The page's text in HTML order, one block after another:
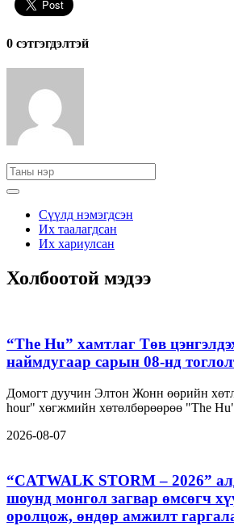
0 cэтгэгдэлтэй
Сүүлд нэмэгдсэн
Их таалагдсан
Их хариулсан
Холбоотой мэдээ
“The Hu” хамтлаг Төв
наймдугаар сарын 08-нд
Домогт дуучин Элтон Жонн өөрийн
hour" хөгжмийн хөтөлбөрөөрөө "The
2026-08-07
“CATWALK STORM – 2026”
шоунд монгол загвар өмсөгч
оролцож, өндөр амжилт